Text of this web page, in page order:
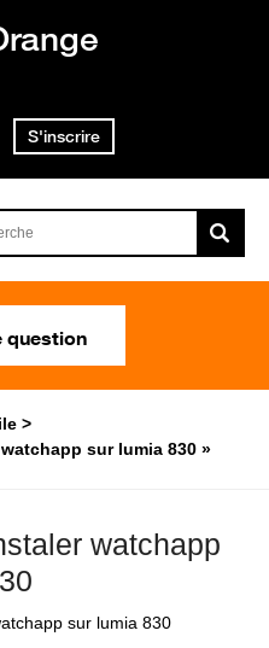
S'inscrire
question
sur lumia 830 »
watchapp
sur lumia 830